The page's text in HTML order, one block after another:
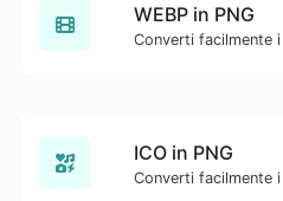
WEBP in PNG
ICO in PNG